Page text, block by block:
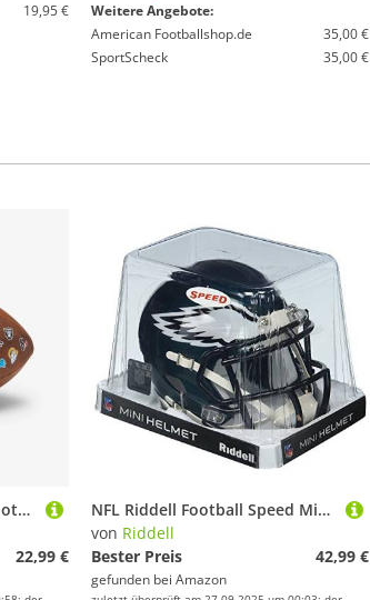
19,95 €
Weitere Angebote:
American Footballshop.de
35,00 €
SportScheck
35,00 €
Damen/Herren American Football Ball - NFL 32 Teams offizielle Grösse braun
22,99 €
NFL Riddell Football Speed Mini Helm Philadelphia Eagles
von Riddell
Bester Preis
42,99 €
gefunden bei Amazon